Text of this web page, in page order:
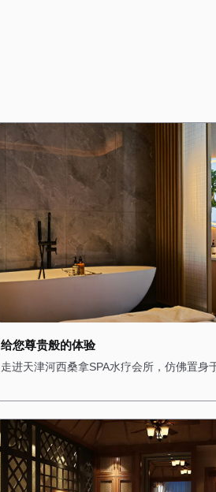
给您尊贵般的体验
走进天津河西桑拿SPA水疗会所，仿佛置身
天花板上悬挂着华丽的水晶吊灯，散发出柔
芒。墙壁上装饰着精美的壁画，描绘着古罗
事，让人仿佛穿越时空。 会所的装修风格融
代元素，大理石地面与金色的装饰线条相得
极致的奢华感。桑拿房采用进口的芬兰桑拿
饰以高档木材为主，搭配柔软的皮革座椅，